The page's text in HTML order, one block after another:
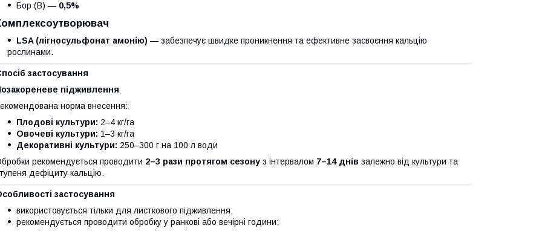
Бор (B) — 0,5%
LSA (лігносульфонат амонію) — забезпечує швидке проникнення та ефективне засвоєння кальцію
рослинами.
застосування
підживлення
норма внесення:
Плодові культури: 2–4 кг/га
Овочеві культури: 1–3 кг/га
Декоративні культури: 250–300 г на 100 л води
рекомендується проводити 2–3 рази протягом сезону з інтервалом 7–14 днів залежно від культури та
дефіциту кальцію.
застосування
використовується тільки для листкового підживлення;
рекомендується проводити обробку у ранкові або вечірні години;